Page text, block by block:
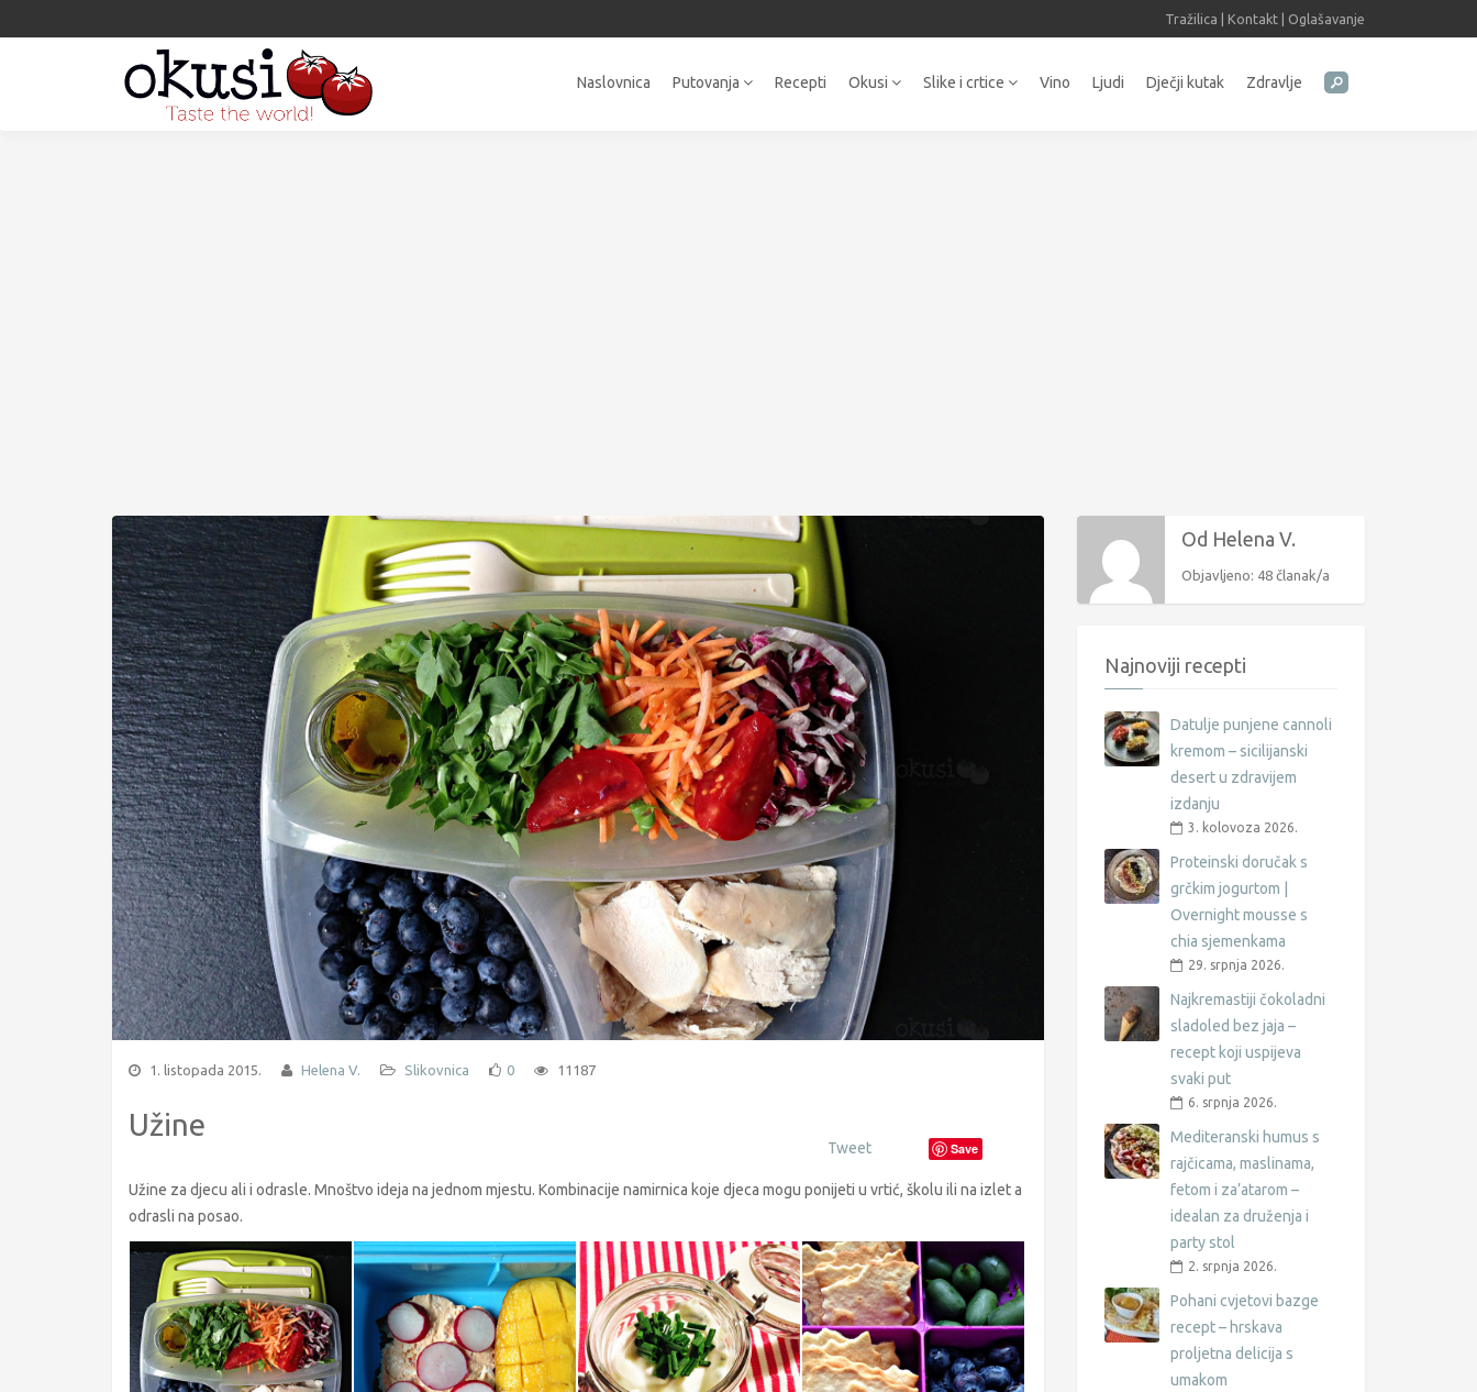
Tražilica Kontakt Oglašavanje
Naslovnica Putovanja Recepti Okusi Slike i crtice Vino Ljudi Dječji kutak Zdravlje
1. listopada 2015. Helena V. Slikovnica 0 11187
Užine
Tweet Save
Užine za djecu ali i odrasle. Mnoštvo ideja na jednom mjestu. Kombinacije namirnica koje djeca mogu ponijeti u vrtić, školu ili na izlet a
odrasli na posao.
Od Helena V.
Objavljeno: 48 članak/a
Najnoviji recepti
Datulje punjene cannoli
kremom – sicilijanski
desert u zdravijem
izdanju
3. kolovoza 2026.
Proteinski doručak s
grčkim jogurtom |
Overnight mousse s
chia sjemenkama
29. srpnja 2026.
Najkremastiji čokoladni
sladoled bez jaja –
recept koji uspijeva
svaki put
6. srpnja 2026.
Mediteranski humus s
rajčicama, maslinama,
fetom i za’atarom –
idealan za druženja i
party stol
2. srpnja 2026.
Pohani cvjetovi bazge
recept – hrskava
proljetna delicija s
umakom